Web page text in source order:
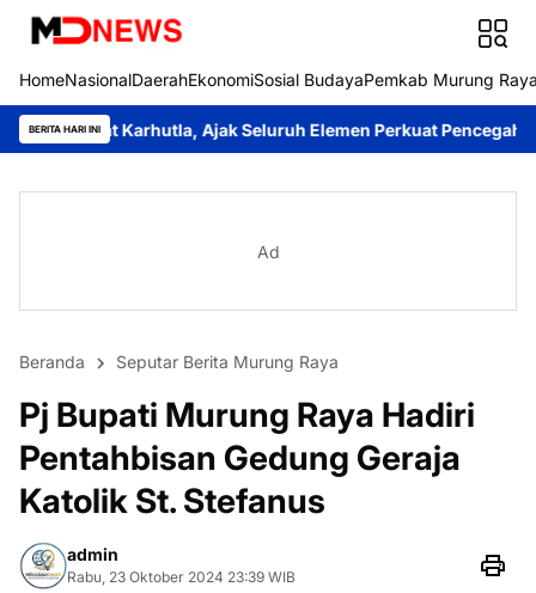
HomeNasionalDaerahEkonomiSosial BudayaPemkab Murung
BERITA HARI INI
Ajak Seluruh Elemen Perkuat Pencegahan Pengabdian
Ad
Beranda Seputar Berita Murung Raya
Pj Bupati Murung Raya Hadiri
Pentahbisan Gedung Geraja
Katolik St. Stefanus
admin
Rabu, 23 Oktober 2024 23:39 WIB